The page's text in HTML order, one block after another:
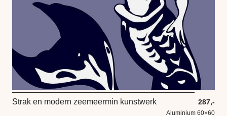
Strak en modern zeemeermin kunstwerk 287,-
Aluminium 60×60